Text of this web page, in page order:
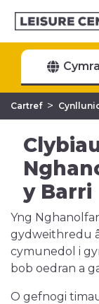
Cartref >
y Barri
Yng
gydweithredu
cymunedol i
bob oedran a
O gefnogi